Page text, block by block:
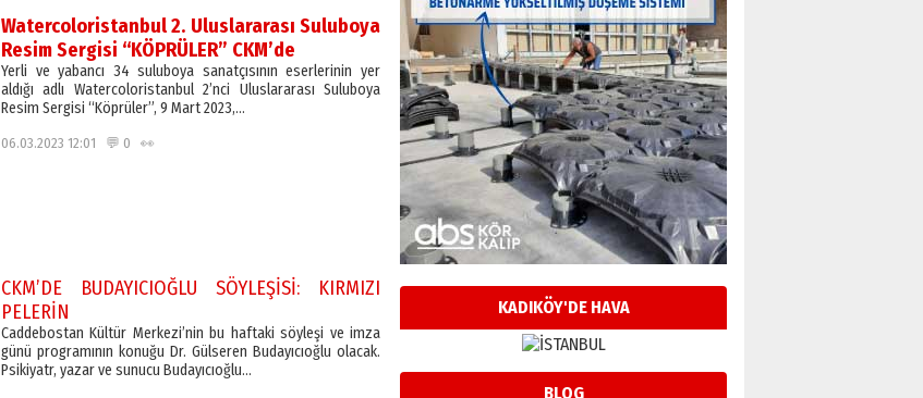
Watercoloristanbul 2. Uluslararası Suluboya
Resim Sergisi “KÖPRÜLER” CKM’de
Yerli ve yabancı 34 suluboya sanatçısının eserlerinin yer
aldığı adlı Watercoloristanbul 2’nci Uluslararası Suluboya
Resim Sergisi “Köprüler”, 9 Mart 2023,…
06.03.2023 12:01 💬 0 👀
CKM’DE BUDAYICIOĞLU SÖYLEŞİSİ: KIRMIZI
PELERİN
Caddebostan Kültür Merkezi’nin bu haftaki söyleşi ve imza
günü programının konuğu Dr. Gülseren Budayıcıoğlu olacak.
Psikiyatr, yazar ve sunucu Budayıcıoğlu…
KADIKÖY'DE HAVA
BLOG